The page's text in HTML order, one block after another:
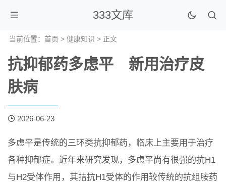
333文库
当前位置： 首页 > 健康知识 > 正文
抗抑郁药多虑平 新用治疗皮
肤病
2026-06-23
多虑平是传统的三环类抗抑郁药，临床上主要用于治疗
各种抑郁症。近年来研究发现，多虑平尚有很强的抗H1
与H2受体作用，其拮抗H1受体的作用较传统的抗组胺药